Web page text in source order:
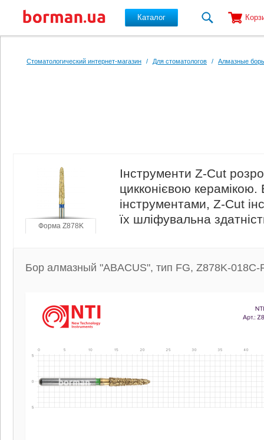
Каталог
Стоматологический интернет-магазин / Для стоматологов / Алмазные
Форма Z878K
Інструменти Z-Cut
цикконієвою керамікою.
інструментами, Z-Cut
їх шліфувальна
Бор алмазный "ABACUS", тип FG, Z878K-018C-